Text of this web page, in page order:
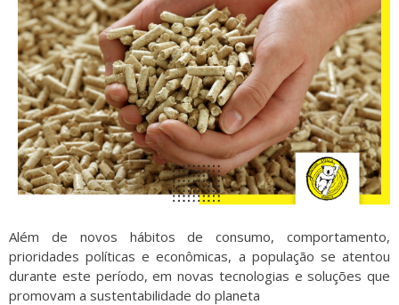
Além de novos hábitos de consumo, comportamento,
prioridades políticas e econômicas, a população se atentou
durante este período, em novas tecnologias e soluções que
promovam a sustentabilidade do planeta